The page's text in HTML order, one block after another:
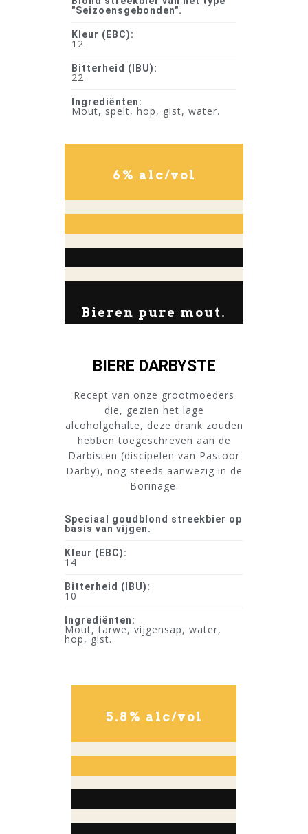
"Seizoensgebonden".
Kleur (EBC):
12
Bitterheid (IBU):
22
Ingrediënten:
Mout, spelt, hop, gist, water.
6% alc/vol
Bieren pure mout.
5.8% alc/vol
BIERE DARBYSTE
Recept van onze grootmoeders
die, gezien het lage
alcoholgehalte, deze drank zouden
hebben toegeschreven aan de
Darbisten (discipelen van Pastoor
Darby), nog steeds aanwezig in de
Borinage.
Speciaal goudblond streekbier op
basis van vijgen.
Kleur (EBC):
14
Bitterheid (IBU):
10
Ingrediënten:
Mout, tarwe, vijgensap, water,
hop, gist.